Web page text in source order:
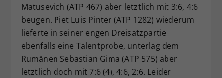
Matusevich (ATP 467) aber letztlich mit 3:6, 4:6
beugen. Piet Luis Pinter (ATP 1282) wiederum
lieferte in seiner engen Dreisatzpartie
ebenfalls eine Talentprobe, unterlag dem
Rumänen Sebastian Gima (ATP 575) aber
letztlich doch mit 7:6 (4), 4:6, 2:6. Leider